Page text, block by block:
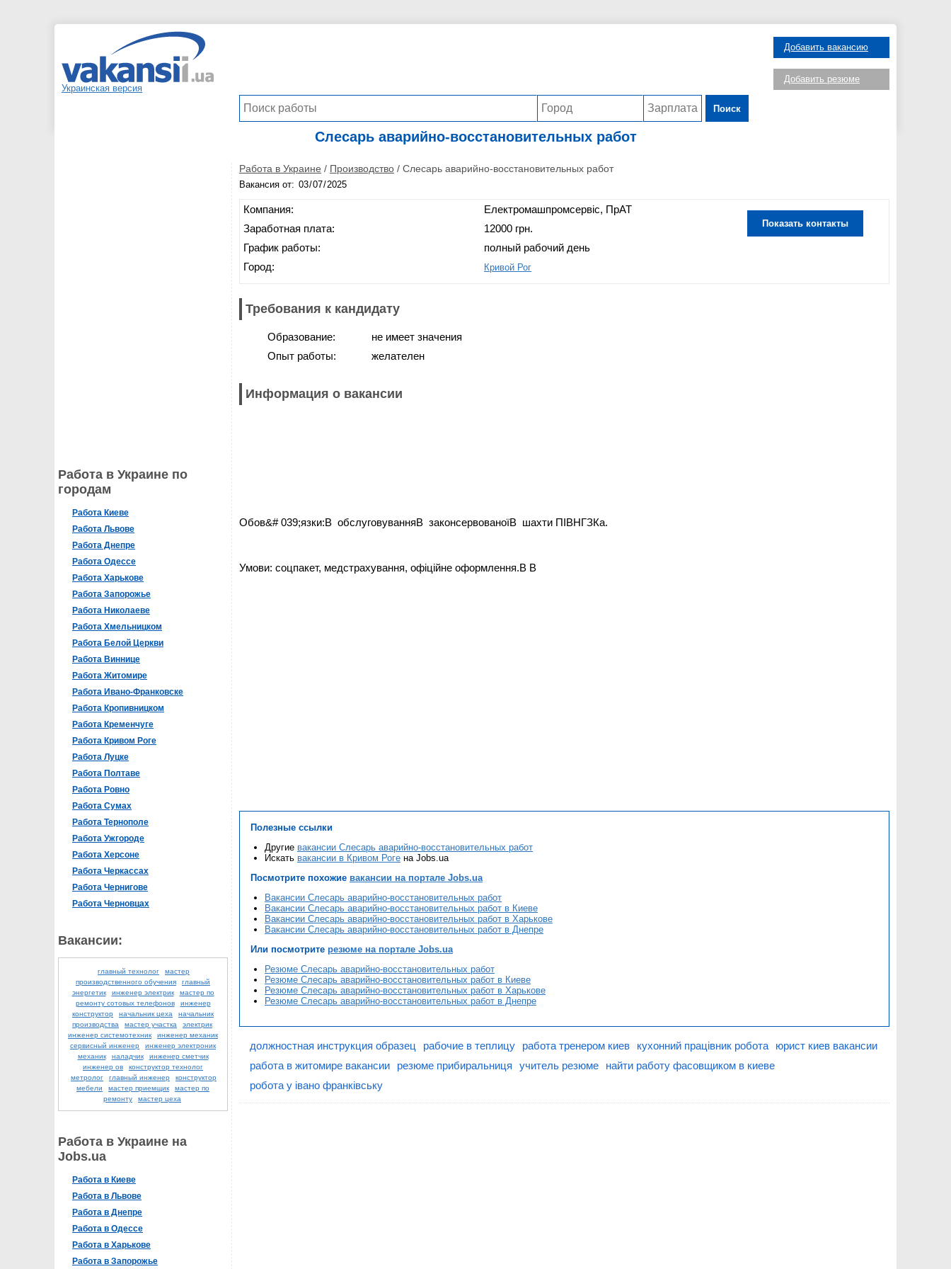
Украинская версия
Поиск
Добавить вакансию
Добавить резюме
Слесарь аварийно-восстановительных работ
Работа в Украине по
городам
Работа Киеве
Работа Львове
Работа Днепре
Работа Одессе
Работа Харькове
Работа Запорожье
Работа Николаеве
Работа Хмельницком
Работа Белой Церкви
Работа Виннице
Работа Житомире
Работа Ивано-Франковске
Работа Кропивницком
Работа Кременчуге
Работа Кривом Роге
Работа Луцке
Работа Полтаве
Работа Ровно
Работа Сумах
Работа Тернополе
Работа Ужгороде
Работа Херсоне
Работа Черкассах
Работа Чернигове
Работа Черновцах
Вакансии:
главный технолог
мастер
производственного обучения
главный
энергетик
инженер электрик
мастер по
ремонту сотовых телефонов
инженер
конструктор
начальник цеха
начальник
производства
мастер участка
электрик
инженер системотехник
инженер механик
сервисный инженер
инженер электроник
механик
наладчик
инженер сметчик
инженер ов
конструктор технолог
метролог
главный инженер
конструктор
мебели
мастер приемщик
мастер по
ремонту
мастер цеха
Работа в Украине на
Jobs.ua
Работа в Киеве
Работа в Львове
Работа в Днепре
Работа в Одессе
Работа в Харькове
Работа в Запорожье
Работа в Украине / Производство / Слесарь аварийно-восстановительных работ
Вакансия от:
Компания:
Заработная плата:
График работы:
Город:
Електромашпромсервіс, ПрАТ
12000 грн.
полный рабочий день
Кривой Рог
Показать контакты
Требования к кандидату
Образование:
Опыт работы:
не имеет значения
желателен
Информация о вакансии
Обов&# 039;язки:В обслуговуванняВ законсервованоїВ шахти ПІВНГЗКа.
Умови: соцпакет, медстрахування, офіційне оформлення.В В
Полезные ссылки
Другие вакансии Слесарь аварийно-восстановительных работ
Искать вакансии в Кривом Роге на Jobs.ua
Посмотрите похожие вакансии на портале Jobs.ua
Вакансии Слесарь аварийно-восстановительных работ
Вакансии Слесарь аварийно-восстановительных работ в Киеве
Вакансии Слесарь аварийно-восстановительных работ в Харькове
Вакансии Слесарь аварийно-восстановительных работ в Днепре
Или посмотрите резюме на портале Jobs.ua
Резюме Слесарь аварийно-восстановительных работ
Резюме Слесарь аварийно-восстановительных работ в Киеве
Резюме Слесарь аварийно-восстановительных работ в Харькове
Резюме Слесарь аварийно-восстановительных работ в Днепре
должностная инструкция образец рабочие в теплицу работа тренером киев кухонний працівник робота
юрист киев вакансии
работа в житомире вакансии
резюме прибиральниця учитель резюме
найти работу фасовщиком в киеве
робота у івано франківську